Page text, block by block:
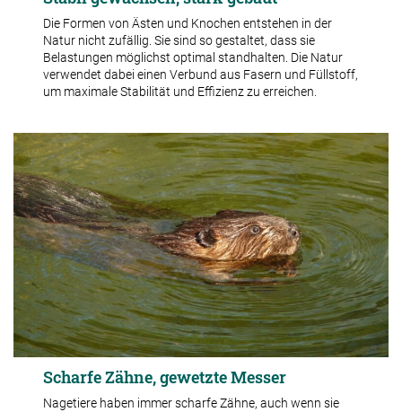
Die Formen von Ästen und Knochen entstehen in der
Natur nicht zufällig. Sie sind so gestaltet, dass sie
Belastungen möglichst optimal standhalten. Die Natur
verwendet dabei einen Verbund aus Fasern und Füllstoff,
um maximale Stabilität und Effizienz zu erreichen.
Scharfe Zähne, gewetzte Messer
Nagetiere haben immer scharfe Zähne, auch wenn sie